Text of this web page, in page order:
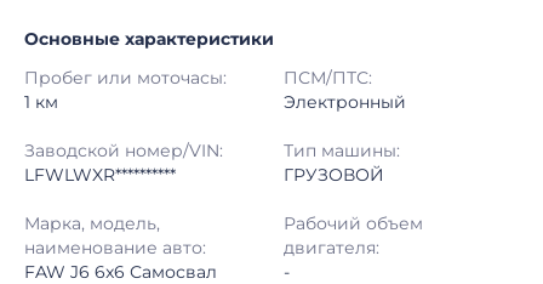
Начало торгов: 06.08.2026, 19:14 МСК
Конец торгов: 14.08.2026, 16:54 МСК
Тип аукциона: Открытые торги
Шаг торгов: 50 000 ₽
Основные характеристики
Пробег или моточасы:
1 км
ПСМ/ПТС:
Электронный
Заводской номер/VIN:
LFWLWXR**********
Тип машины:
ГРУЗОВОЙ
Марка, модель,
наименование авто:
FAW J6 6x6 Самосвал
Рабочий объем
двигателя:
-